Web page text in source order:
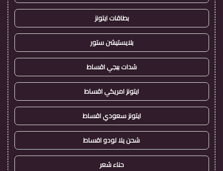
بطاقات ايتونز
بلايستيشن ستور
شدات ببجي اقساط
ايتونز امريكي اقساط
ايتونز سعودي اقساط
شحن يلا لودو اقساط
حناء شعر